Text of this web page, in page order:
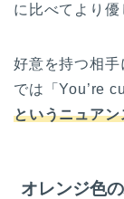
に比べてより優
好意を持つ相
では「You’re
というニュア
オレンジ色